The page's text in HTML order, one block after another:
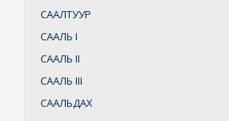
СААЛТУУР
СААЛЬ I
СААЛЬ II
СААЛЬ III
СААЛЬДАХ